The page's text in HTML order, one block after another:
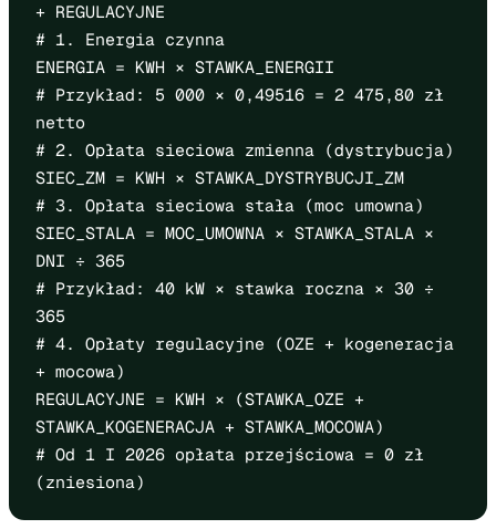
+ REGULACYJNE
# 1. Energia czynna
ENERGIA = KWH × STAWKA_ENERGII
# Przykład: 5 000 × 0,49516 = 2 475,80 zł
netto
# 2. Opłata sieciowa zmienna (dystrybucja)
SIEC_ZM = KWH × STAWKA_DYSTRYBUCJI_ZM
# 3. Opłata sieciowa stała (moc umowna)
SIEC_STALA = MOC_UMOWNA × STAWKA_STALA ×
DNI ÷ 365
# Przykład: 40 kW × stawka roczna × 30 ÷
365
# 4. Opłaty regulacyjne (OZE + kogeneracja
+ mocowa)
REGULACYJNE = KWH × (STAWKA_OZE +
STAWKA_KOGENERACJA + STAWKA_MOCOWA)
# Od 1 I 2026 opłata przejściowa = 0 zł
(zniesiona)